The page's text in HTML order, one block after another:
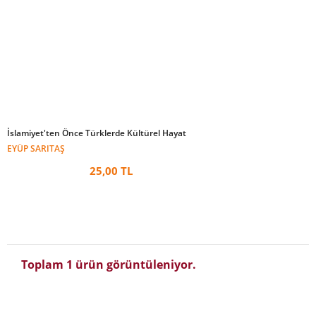
İslamiyet'ten Önce Türklerde Kültürel Hayat
EYÜP SARITAŞ
25,00 TL
Toplam 1 ürün görüntüleniyor.